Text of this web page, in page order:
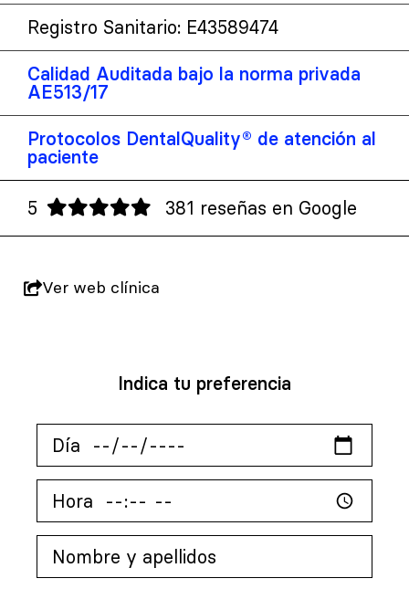
Registro Sanitario: E43589474
Calidad Auditada bajo la norma privada
AE513/17
Protocolos DentalQuality® de atención al
paciente
5 381 reseñas en Google
Ver web clínica
Indica tu preferencia